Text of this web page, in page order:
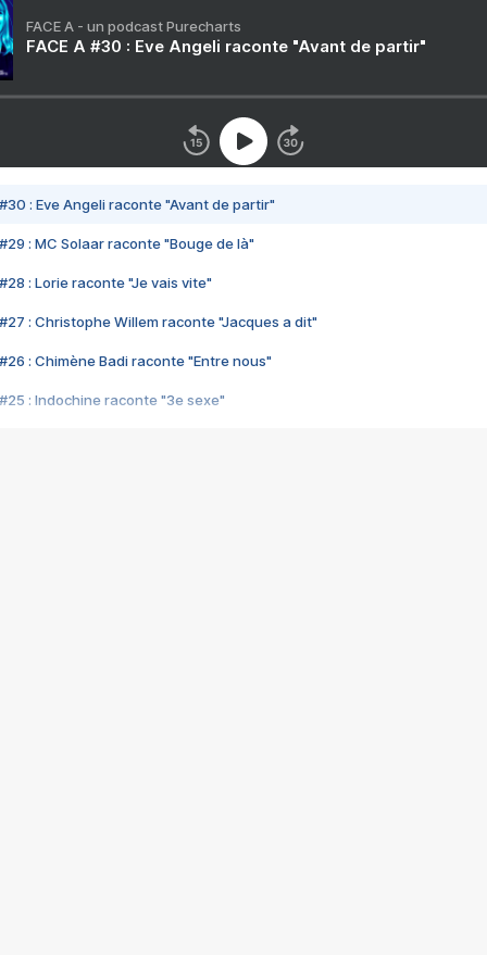
FACE A - un podcast Purecharts
FACE A #30 : Eve Angeli raconte "Avant de partir"
#30 : Eve Angeli raconte "Avant de partir"
#29 : MC Solaar raconte "Bouge de là"
#28 : Lorie raconte "Je vais vite"
#27 : Christophe Willem raconte "Jacques a dit"
#26 : Chimène Badi raconte "Entre nous"
#25 : Indochine raconte "3e sexe"